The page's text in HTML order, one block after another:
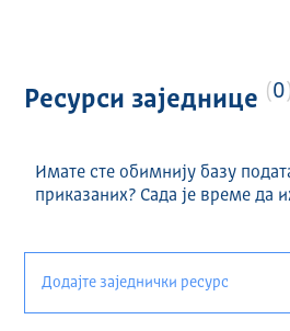
Ресурси заједнице 0
Имате сте обимнију базу
приказаних? Сада је време да
Додајте заједнички ресурс